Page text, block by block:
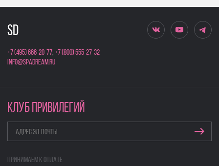
+7 (495) 666-20-77,+7 (800) 555-27-32
info@spadream.ru
КЛУБ ПРИВИЛЕГИЙ
Принимаем к оплате